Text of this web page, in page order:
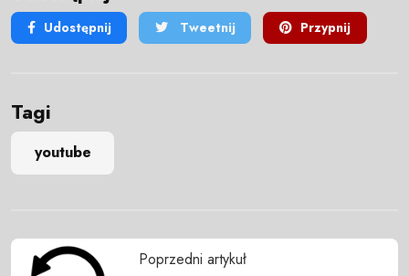
Udostępnij Tweetnij Przypnij
Tagi
youtube
Poprzedni artykuł